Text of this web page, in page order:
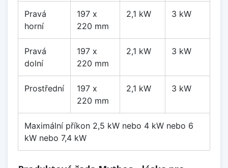
Pravá
horní
197 x
220 mm
2,1 kW 3 kW
Pravá
dolní
197 x
220 mm
2,1 kW 3 kW
Prostřední
197 x
220 mm
2,1 kW 3 kW
Maximální příkon 2,5 kW nebo 4 kW nebo 6
kW nebo 7,4 kW